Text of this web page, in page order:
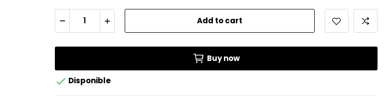
Add to cart
Buy now
 Disponible